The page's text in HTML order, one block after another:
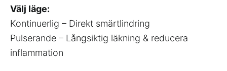
Välj läge:
Kontinuerlig – Direkt smärtlindring
Pulserande – Långsiktig läkning & reducera
inflammation